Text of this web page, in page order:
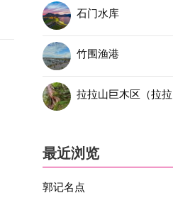
石门水库
竹围渔港
拉拉山巨木区（拉
最近浏览
郭记名点